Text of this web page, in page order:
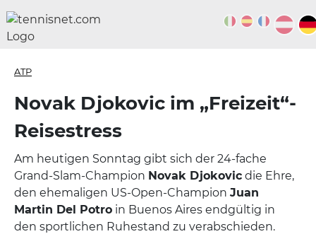
ATP
Novak Djokovic im „Freizeit“-
Reisestress
Am heutigen Sonntag gibt sich der 24-fache
Grand-Slam-Champion Novak Djokovic die Ehre,
den ehemaligen US-Open-Champion Juan
Martin Del Potro in Buenos Aires endgültig in
den sportlichen Ruhestand zu verabschieden.